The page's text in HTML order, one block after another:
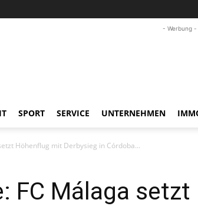
- Werbung -
SPORT SERVICE UNTERNEHMEN
Höhenflug mit Derbysieg in Córdoba...
FC Málaga setzt